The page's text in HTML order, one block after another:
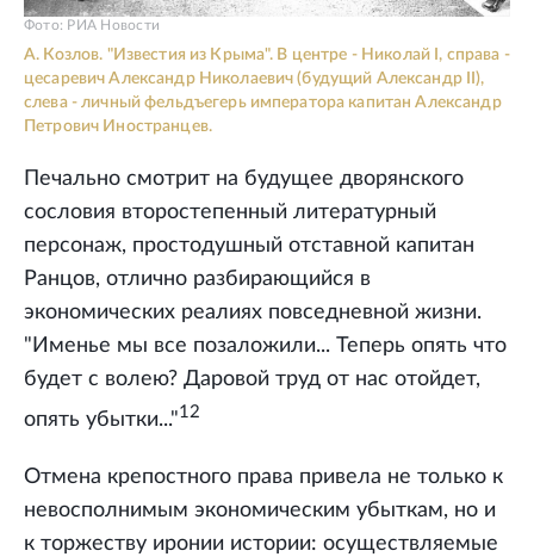
А. Козлов. "Известия из Крыма". В центре - Николай I, справа -
цесаревич Александр Николаевич (будущий Александр II),
слева - личный фельдъегерь императора капитан Александр
Петрович Иностранцев.
Фото: РИА Новости
Печально смотрит на будущее дворянского
сословия второстепенный литературный
персонаж, простодушный отставной капитан
Ранцов, отлично разбирающийся в
экономических реалиях повседневной жизни.
"Именье мы все позаложили... Теперь опять что
будет с волею? Даровой труд от нас отойдет,
опять убытки..."12
Отмена крепостного права привела не только к
невосполнимым экономическим убыткам, но и
к торжеству иронии истории: осуществляемые